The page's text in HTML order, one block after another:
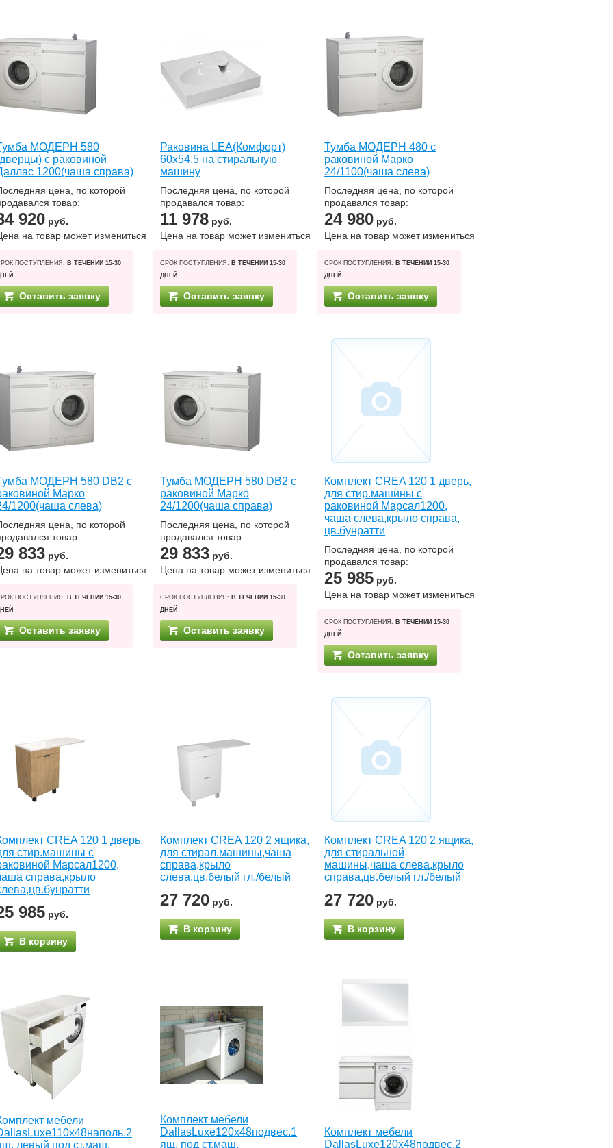
МОДЕРН 580
с раковиной
1200(чаша справа)
цена, по которой
товар:
920 руб.
на товар может измениться
ПОСТУПЛЕНИЯ: В ТЕЧЕНИИ 15-30
Оставить заявку
Раковина LEA(Комфорт)
60х54.5 на стиральную
машину
Последняя цена, по которой
продавался товар:
11 978 руб.
Цена на товар может измениться
СРОК ПОСТУПЛЕНИЯ: В ТЕЧЕНИИ 15-30
ДНЕЙ
Оставить заявку
Тумба МОДЕРН 480 с
раковиной Марко
24/1100(чаша слева)
Последняя цена, по которой
продавался товар:
24 980 руб.
Цена на товар может измениться
СРОК ПОСТУПЛЕНИЯ: В ТЕЧЕНИИ 15-30
ДНЕЙ
Оставить заявку
МОДЕРН 580 DB2 с
Марко
1200(чаша слева)
цена, по которой
товар:
833 руб.
на товар может измениться
ПОСТУПЛЕНИЯ: В ТЕЧЕНИИ 15-30
Оставить заявку
Тумба МОДЕРН 580 DB2 с
раковиной Марко
24/1200(чаша справа)
Последняя цена, по которой
продавался товар:
29 833 руб.
Цена на товар может измениться
СРОК ПОСТУПЛЕНИЯ: В ТЕЧЕНИИ 15-30
ДНЕЙ
Оставить заявку
Комплект CREA 120 1 дверь,
для стир.машины с
раковиной Марсал1200,
чаша слева,крыло справа,
цв.бунратти
Последняя цена, по которой
продавался товар:
25 985 руб.
Цена на товар может измениться
СРОК ПОСТУПЛЕНИЯ: В ТЕЧЕНИИ 15-30
ДНЕЙ
Оставить заявку
CREA 120 1 дверь,
стир.машины с
Марсал1200,
справа,крыло
985 руб.
В корзину
Комплект CREA 120 2 ящика,
для стирал.машины,чаша
справа,крыло
слева,цв.белый гл./белый
27 720 руб.
В корзину
Комплект CREA 120 2 ящика,
для стиральной
машины,чаша слева,крыло
справа,цв.белый гл./белый
27 720 руб.
В корзину
мебели
левый под ст.маш.
Комплект мебели
DallasLuxe120x48подвес.1
ящ. под ст.маш.
Комплект мебели
DallasLuxe120x48подвес.2